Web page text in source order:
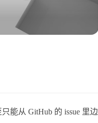
能从 GitHub 的 issue 里边